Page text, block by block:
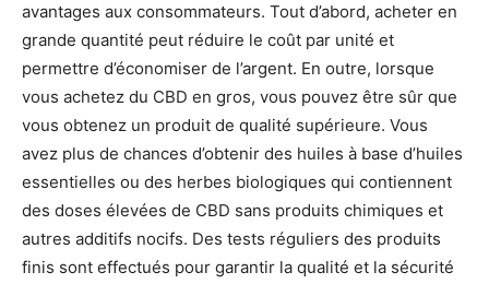
avantages aux consommateurs. Tout d’abord, acheter en
grande quantité peut réduire le coût par unité et
permettre d’économiser de l’argent. En outre, lorsque
vous achetez du CBD en gros, vous pouvez être sûr que
vous obtenez un produit de qualité supérieure. Vous
avez plus de chances d’obtenir des huiles à base d’huiles
essentielles ou des herbes biologiques qui contiennent
des doses élevées de CBD sans produits chimiques et
autres additifs nocifs. Des tests réguliers des produits
finis sont effectués pour garantir la qualité et la sécurité